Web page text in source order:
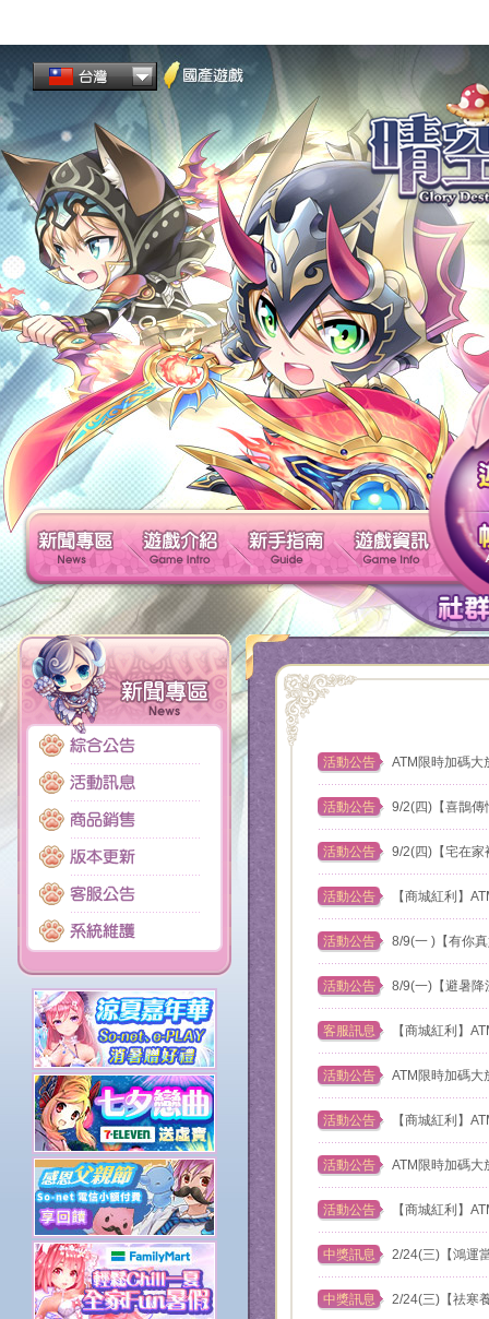
新聞專區 遊戲介紹 新手指南
活動公告 ATM限時加碼
活動公告 9/2(四)【喜鵲傳
活動公告 9/2(四)【宅在家
活動公告 【商城紅利】
活動公告 8/9(一 )【有你
活動公告 8/9(一)【避暑降
客服訊息 【商城紅利】
活動公告 ATM限時加碼
活動公告 【商城紅利】
活動公告 ATM限時加碼
活動公告 【商城紅利】
中獎訊息 2/24(三)【鴻運
中獎訊息 2/24(三)【祛寒